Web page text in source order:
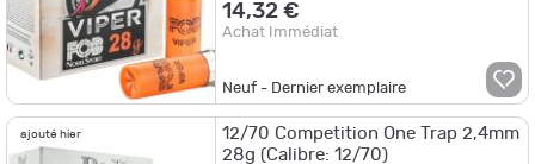
14,32 €
Achat Immédiat
Neuf - Dernier exemplaire
ajouté hier
12/70 Competition One Trap 2,4mm
28g (Calibre: 12/70)